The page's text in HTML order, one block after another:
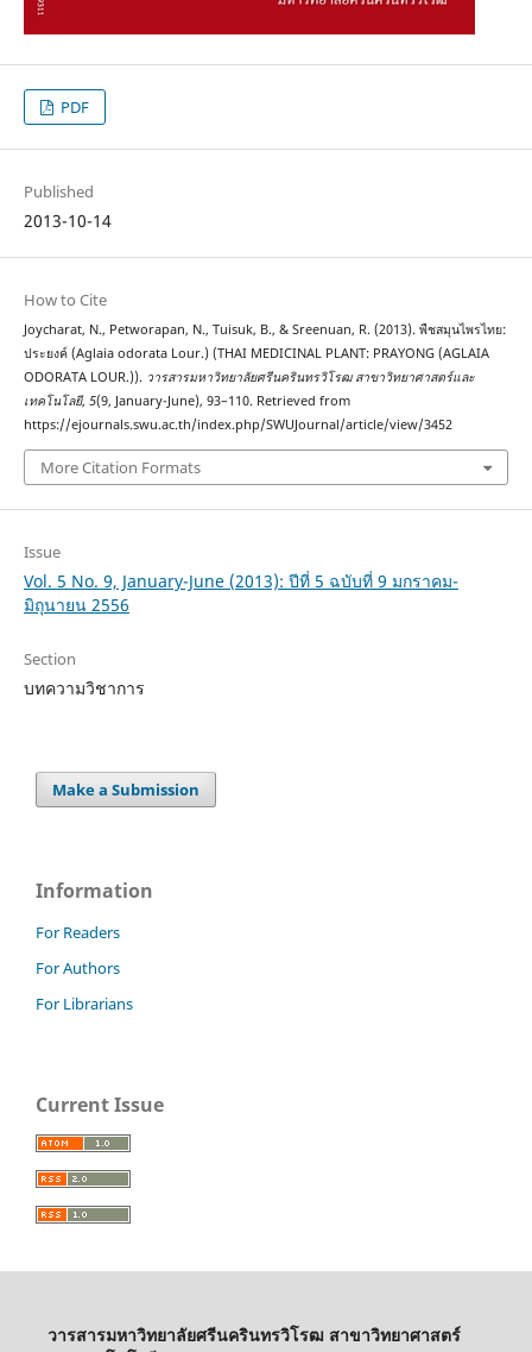
PDF
Published
2013-10-14
How to Cite
Joycharat, N., Petworapan, N., Tuisuk, B., & Sreenuan, R. (2013). พืชสมุนไพรไทย:
ประยงค์ (Aglaia odorata Lour.) (THAI MEDICINAL PLANT: PRAYONG (AGLAIA
ODORATA LOUR.)). วารสารมหาวิทยาลัยศรีนครินทรวิโรฒ สาขาวิทยาศาสตร์และ
เทคโนโลยี, 5(9, January-June), 93–110. Retrieved from
https://ejournals.swu.ac.th/index.php/SWUJournal/article/view/3452
More Citation Formats
Issue
Vol. 5 No. 9, January-June (2013): ปีที่ 5 ฉบับที่ 9 มกราคม-
มิถุนายน 2556
Section
บทความวิชาการ
Make a Submission
Information
For Readers
For Authors
For Librarians
Current Issue
วารสารมหาวิทยาลัยศรีนครินทรวิโรฒ สาขาวิทยาศาสตร์